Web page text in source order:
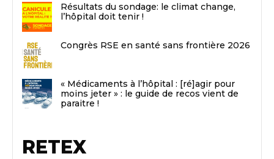
Résultats du sondage: le climat change,
l’hôpital doit tenir !
Congrès RSE en santé sans frontière 2026
« Médicaments à l’hôpital : [ré]agir pour
moins jeter » : le guide de recos vient de
paraitre !
RETEX